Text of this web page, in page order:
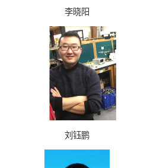
李晓阳
刘钰鹏